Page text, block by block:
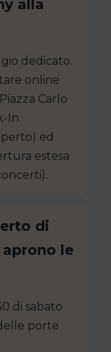
alla
dedicato.
online
Carlo
In
ed
estesa
di
le
di sabato
porte